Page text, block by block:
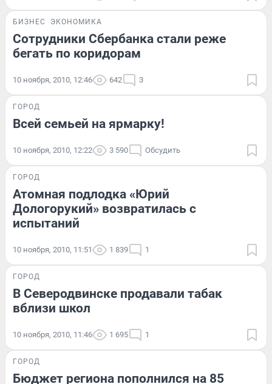
БИЗНЕС ЭКОНОМИКА
Сотрудники Сбербанка стали реже
бегать по коридорам
10 ноября, 2010, 12:46 642 3
ГОРОД
Всей семьей на ярмарку!
10 ноября, 2010, 12:22 3 590 Обсудить
ГОРОД
Атомная подлодка «Юрий
Дологорукий» возвратилась с
испытаний
10 ноября, 2010, 11:51 1 839 1
ГОРОД
В Северодвинске продавали табак
вблизи школ
10 ноября, 2010, 11:46 1 695 1
ГОРОД
Бюджет региона пополнился на 85